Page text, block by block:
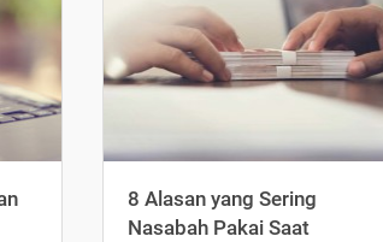
8 Alasan yang Sering
Nasabah Pakai Saat